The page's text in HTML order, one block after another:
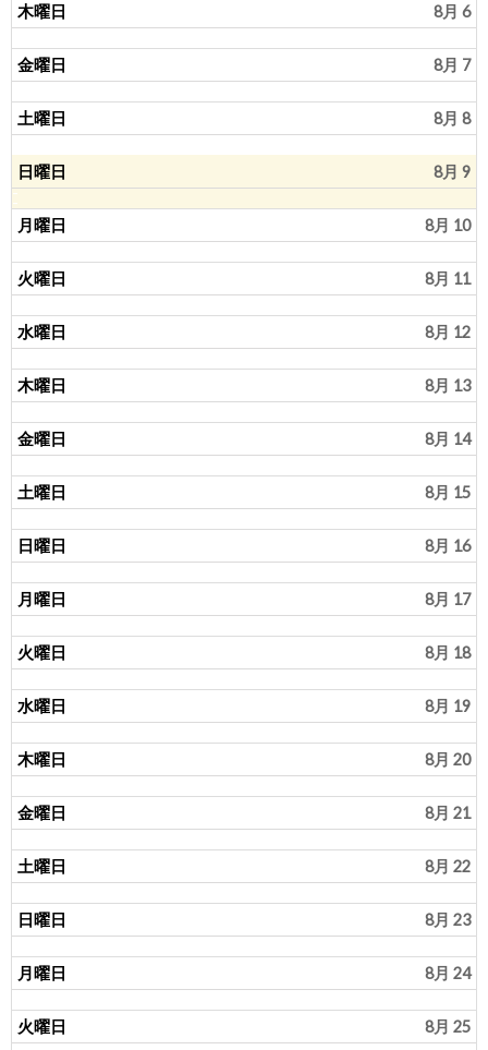
木曜日 8月 6
金曜日 8月 7
土曜日 8月 8
日曜日 8月 9
月曜日 8月 10
火曜日 8月 11
水曜日 8月 12
木曜日 8月 13
金曜日 8月 14
土曜日 8月 15
日曜日 8月 16
月曜日 8月 17
火曜日 8月 18
水曜日 8月 19
木曜日 8月 20
金曜日 8月 21
土曜日 8月 22
日曜日 8月 23
月曜日 8月 24
火曜日 8月 25